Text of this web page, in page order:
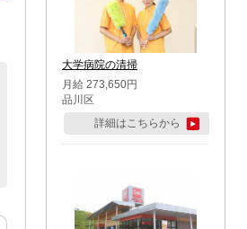
大学病院の清掃
月給 273,650円
品川区
詳細はこちらから